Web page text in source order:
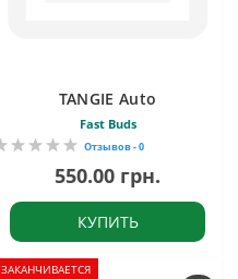
TANGIE Auto
Fast Buds
Отзывов - 0
550.00 грн.
КУПИТЬ
ЗАКАНЧИВАЕТСЯ